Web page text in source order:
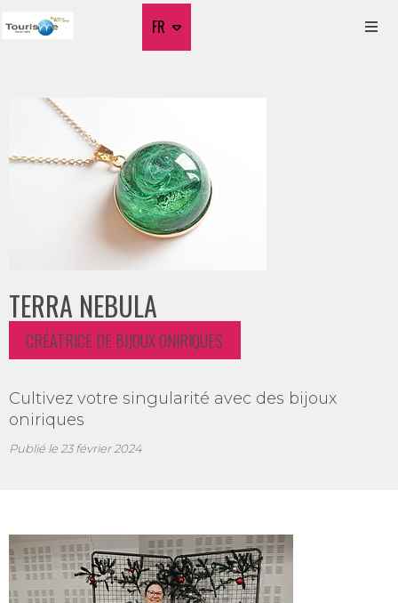
FR
TERRA NEBULA
CRÉATRICE DE BIJOUX ONIRIQUES
Cultivez votre singularité avec des bijoux
oniriques
Publié le 23 février 2024